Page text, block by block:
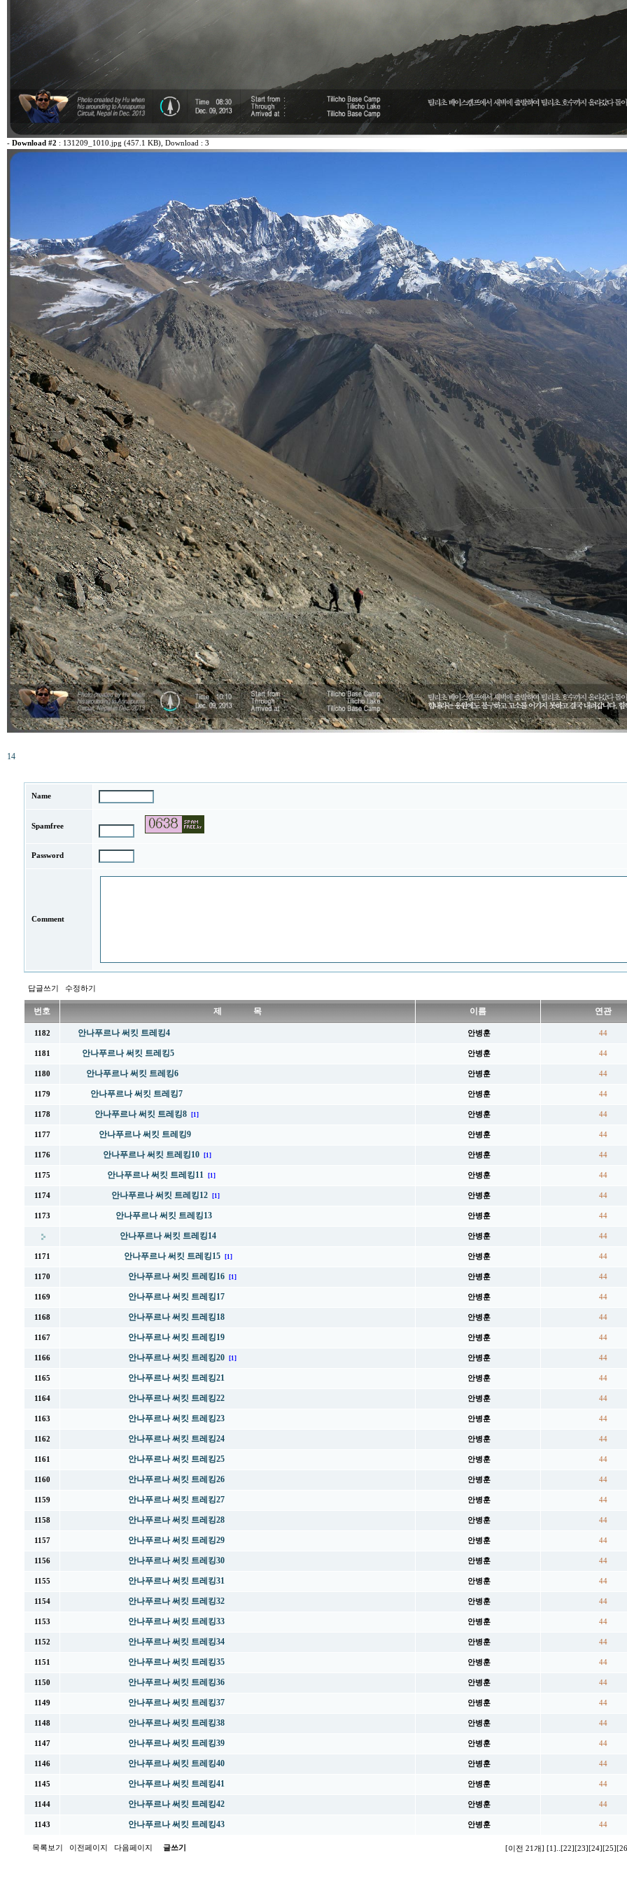
- Download #2 : 131209_1010.jpg (457.1 KB), Download : 3
14
Name
Spamfree
Password
Comment
답글쓰기 수정하기
번호 제 목 이름 연관
1182 안나푸르나 써킷 트레킹4 안병훈 44
1181 안나푸르나 써킷 트레킹5 안병훈 44
1180 안나푸르나 써킷 트레킹6 안병훈 44
1179 안나푸르나 써킷 트레킹7 안병훈 44
1178 안나푸르나 써킷 트레킹8 [1] 안병훈 44
1177 안나푸르나 써킷 트레킹9 안병훈 44
1176 안나푸르나 써킷 트레킹10 [1] 안병훈 44
1175 안나푸르나 써킷 트레킹11 [1] 안병훈 44
1174 안나푸르나 써킷 트레킹12 [1] 안병훈 44
1173 안나푸르나 써킷 트레킹13 안병훈 44
안나푸르나 써킷 트레킹14 안병훈 44
1171 안나푸르나 써킷 트레킹15 [1] 안병훈 44
1170 안나푸르나 써킷 트레킹16 [1] 안병훈 44
1169 안나푸르나 써킷 트레킹17 안병훈 44
1168 안나푸르나 써킷 트레킹18 안병훈 44
1167 안나푸르나 써킷 트레킹19 안병훈 44
1166 안나푸르나 써킷 트레킹20 [1] 안병훈 44
1165 안나푸르나 써킷 트레킹21 안병훈 44
1164 안나푸르나 써킷 트레킹22 안병훈 44
1163 안나푸르나 써킷 트레킹23 안병훈 44
1162 안나푸르나 써킷 트레킹24 안병훈 44
1161 안나푸르나 써킷 트레킹25 안병훈 44
1160 안나푸르나 써킷 트레킹26 안병훈 44
1159 안나푸르나 써킷 트레킹27 안병훈 44
1158 안나푸르나 써킷 트레킹28 안병훈 44
1157 안나푸르나 써킷 트레킹29 안병훈 44
1156 안나푸르나 써킷 트레킹30 안병훈 44
1155 안나푸르나 써킷 트레킹31 안병훈 44
1154 안나푸르나 써킷 트레킹32 안병훈 44
1153 안나푸르나 써킷 트레킹33 안병훈 44
1152 안나푸르나 써킷 트레킹34 안병훈 44
1151 안나푸르나 써킷 트레킹35 안병훈 44
1150 안나푸르나 써킷 트레킹36 안병훈 44
1149 안나푸르나 써킷 트레킹37 안병훈 44
1148 안나푸르나 써킷 트레킹38 안병훈 44
1147 안나푸르나 써킷 트레킹39 안병훈 44
1146 안나푸르나 써킷 트레킹40 안병훈 44
1145 안나푸르나 써킷 트레킹41 안병훈 44
1144 안나푸르나 써킷 트레킹42 안병훈 44
1143 안나푸르나 써킷 트레킹43 안병훈 44
목록보기 이전페이지 다음페이지 글쓰기 [이전 21개] [1] [22] [23] [24] [25]